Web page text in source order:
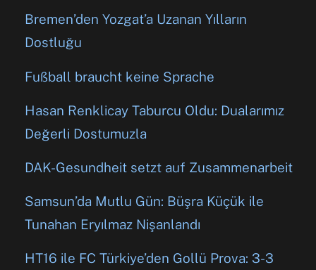
Bremen’den Yozgat’a Uzanan Yılların
Dostluğu
Fußball braucht keine Sprache
Hasan Renklicay Taburcu Oldu: Dualarımız
Değerli Dostumuzla
DAK-Gesundheit setzt auf Zusammenarbeit
Samsun’da Mutlu Gün: Büşra Küçük ile
Tunahan Eryılmaz Nişanlandı
HT16 ile FC Türkiye’den Gollü Prova: 3-3